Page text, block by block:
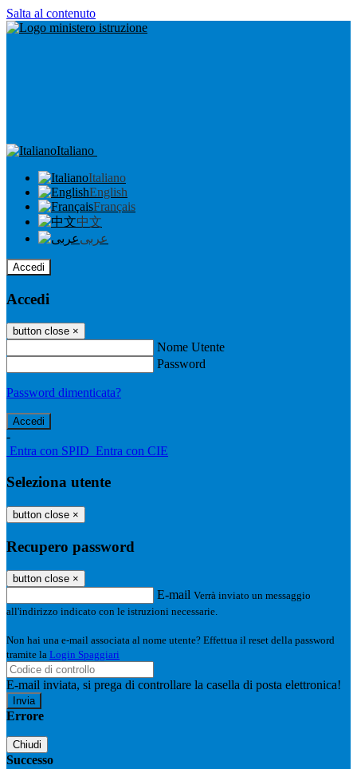
Salta al contenuto
Italiano
Italiano
English
Français
中文
عربى
Accedi
Accedi
button close ×
Nome Utente
Password
Password dimenticata?
-
Entra con SPID Entra con CIE
Seleziona utente
button close ×
Recupero password
button close ×
E-mail Verrà inviato un messaggio
all'indirizzo indicato con le istruzioni necessarie.
Non hai una e-mail associata al nome utente? Effettua il reset della password
tramite la Login Spaggiari
E-mail inviata, si prega di controllare la casella di posta elettronica!
Errore
Chiudi
Successo